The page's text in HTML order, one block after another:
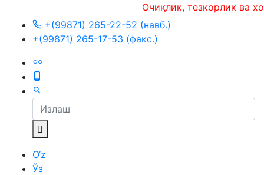
Очиқлик, тезкорлик ва холислик
+(99871) 265-22-52 (навб.)
+(99871) 265-17-53 (факс.)
O‘z
Ўз